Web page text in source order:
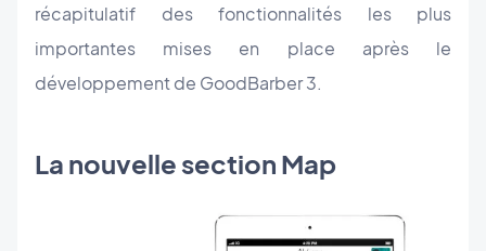
récapitulatif des fonctionnalités les plus
importantes mises en place après le
développement de GoodBarber 3.
La nouvelle section Map